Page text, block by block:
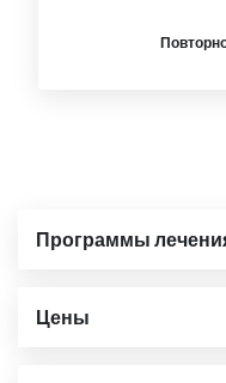
Программы
Цены